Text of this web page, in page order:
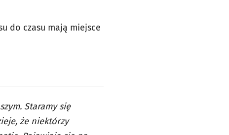
do czasu mają miejsce
Staramy się
że niektórzy